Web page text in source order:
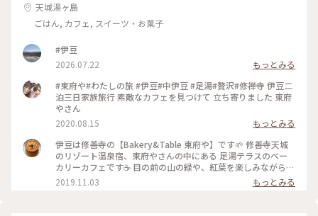
天城湯ヶ島
ごはん, カフェ, スイーツ・お菓子
#伊豆
2026.07.22
もっとみる
#東府や#わたしの旅 #伊豆#中伊豆 #足湯#贅沢#修禅寺 伊豆二
泊三日家族旅行 素敵なカフェを見つけて 立ち寄りました 東府
やさん
2020.08.15
もっとみる
伊豆は修善寺の【Bakery&Table 東府や】です🌱 修善寺天城
のリゾート温泉宿、東府やさんの中にある 足湯テラスのベー
カリーカフェです☕️ 目の前の山の緑や、紅葉を楽しみながら、
吉奈温泉の足湯に浸かって、 美味しいパンをいただけます🥐🥪
足湯ベーカリーカフェはもちろん、 大正時代を感じられるレ
2019.11.03 もっとみる